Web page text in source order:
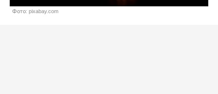
Фото: pixabay.com